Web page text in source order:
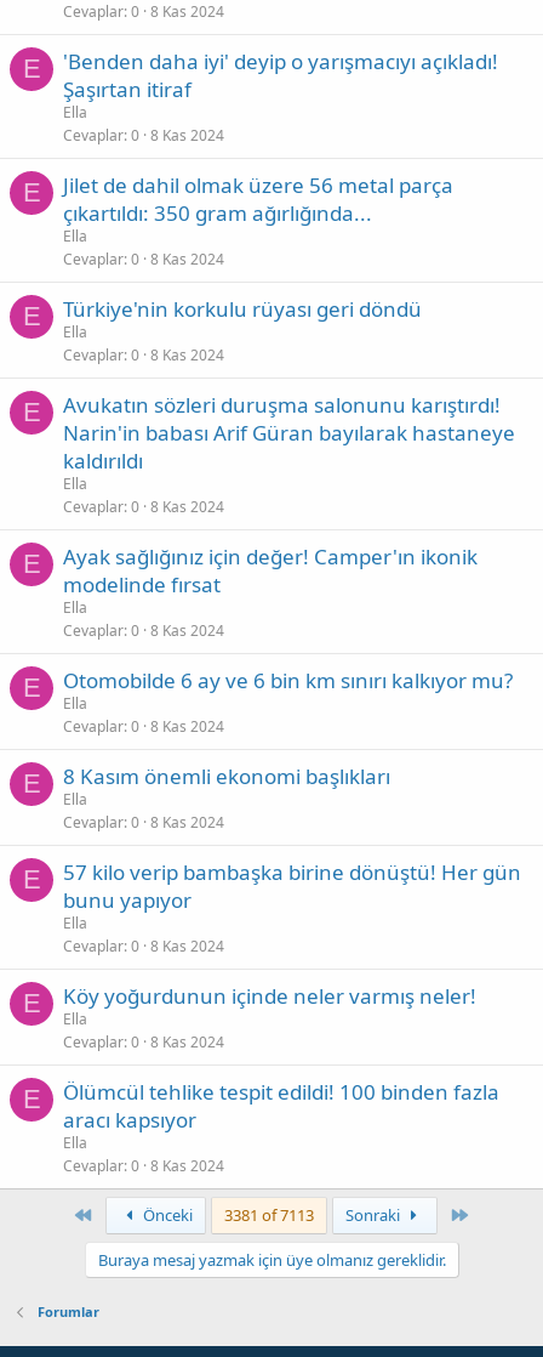
Cevaplar 0 8 Kas 2024
E
'Benden daha iyi' deyip o yarışmacıyı açıkladı!
Şaşırtan itiraf
Ella
Cevaplar 0 8 Kas 2024
E
Jilet de dahil olmak üzere 56 metal parça
çıkartıldı: 350 gram ağırlığında...
Ella
Cevaplar 0 8 Kas 2024
E Türkiye'nin korkulu rüyası geri döndü
Ella
Cevaplar 0 8 Kas 2024
E
Avukatın sözleri duruşma salonunu karıştırdı!
Narin'in babası Arif Güran bayılarak hastaneye
kaldırıldı
Ella
Cevaplar 0 8 Kas 2024
E
Ayak sağlığınız için değer! Camper'ın ikonik
modelinde fırsat
Ella
Cevaplar 0 8 Kas 2024
E Otomobilde 6 ay ve 6 bin km sınırı kalkıyor mu?
Ella
Cevaplar 0 8 Kas 2024
E 8 Kasım önemli ekonomi başlıkları
Ella
Cevaplar 0 8 Kas 2024
E
57 kilo verip bambaşka birine dönüştü! Her gün
bunu yapıyor
Ella
Cevaplar 0 8 Kas 2024
E Köy yoğurdunun içinde neler varmış neler!
Ella
Cevaplar 0 8 Kas 2024
E
Ölümcül tehlike tespit edildi! 100 binden fazla
aracı kapsıyor
Ella
Cevaplar 0 8 Kas 2024
Önceki 3381 of 7113 Sonraki
Buraya mesaj yazmak için üye olmanız gereklidir.
Forumlar